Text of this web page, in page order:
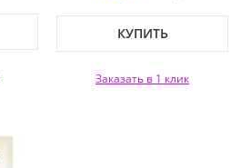
КУПИТЬ
Заказать в 1 клик